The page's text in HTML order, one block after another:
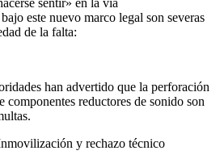
sentir» en la vía
este nuevo marco legal son severas
de la falta:
han advertido que la perforación
componentes reductores de sonido son
y rechazo técnico